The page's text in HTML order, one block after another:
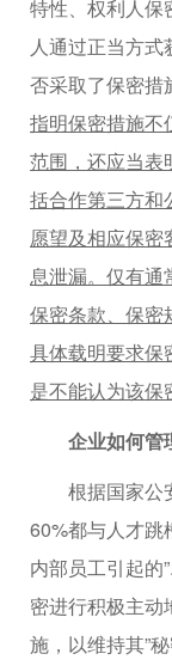
特性、权利人保
人通过正当方
否采取了保密措
指明保密措施不
范围，还应当表
括合作第三方和
愿望及相应保
息泄漏。仅有
保密条款、保密
具体载明要求保
是不能认为该保
企业如何管
根据国家公安
60%都与人才跳
内部员工引起的
密进行积极主
施，以维持其”